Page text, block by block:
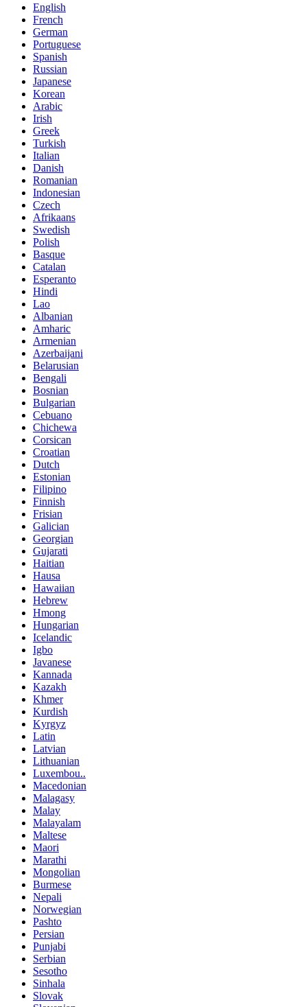
English
French
German
Portuguese
Spanish
Russian
Japanese
Korean
Arabic
Irish
Greek
Turkish
Italian
Danish
Romanian
Indonesian
Czech
Afrikaans
Swedish
Polish
Basque
Catalan
Esperanto
Hindi
Lao
Albanian
Amharic
Armenian
Azerbaijani
Belarusian
Bengali
Bosnian
Bulgarian
Cebuano
Chichewa
Corsican
Croatian
Dutch
Estonian
Filipino
Finnish
Frisian
Galician
Georgian
Gujarati
Haitian
Hausa
Hawaiian
Hebrew
Hmong
Hungarian
Icelandic
Igbo
Javanese
Kannada
Kazakh
Khmer
Kurdish
Kyrgyz
Latin
Latvian
Lithuanian
Luxembou..
Macedonian
Malagasy
Malay
Malayalam
Maltese
Maori
Marathi
Mongolian
Burmese
Nepali
Norwegian
Pashto
Persian
Punjabi
Serbian
Sesotho
Sinhala
Slovak